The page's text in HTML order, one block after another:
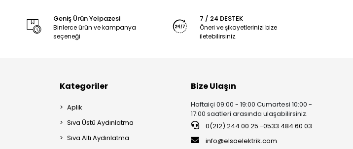
Geniş Ürün Yelpazesi
Binlerce ürün ve kampanya
seçeneği
7 / 24 DESTEK
Öneri ve şikayetlerinizi bize
iletebilirsiniz.
Kategoriler
Aplik
Sıva Üstü Aydınlatma
Sıva Altı Aydınlatma
Bize Ulaşın
Haftaiçi 09:00 - 19:00 Cumartesi 10:00 -
17:00 saatleri arasında ulaşabilirsiniz.
0(212) 244 00 25 -0533 484 60 03
info@elsaelektrik.com